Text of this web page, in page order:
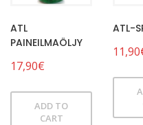
ATL
PAINEILMAÖLJY
17,90€
ADD TO
CART
ATL-
11,90